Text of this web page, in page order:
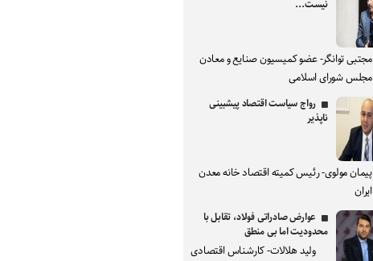
نیست...
مجتبی توانگر- عضو کمیسیون صنایع و معادن
مجلس شورای اسلامی
رواج سیاست اقتصاد پیشبینی
ناپذیر
پیمان مولوی- رئیس کمیته اقتصاد خانه معدن
ایران
عوارض صادراتی فولاد، تقابل با
محدودیت اما بی منطق
ولید هلالات- کارشناس اقتصادی